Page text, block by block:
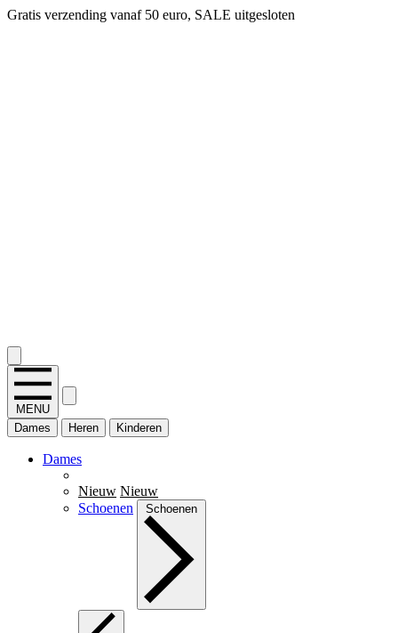
Gratis verzending vanaf 50 euro, SALE uitgesloten
MENU
Dames
Heren Kinderen
Dames
Nieuw Nieuw
Schoenen
Schoenen